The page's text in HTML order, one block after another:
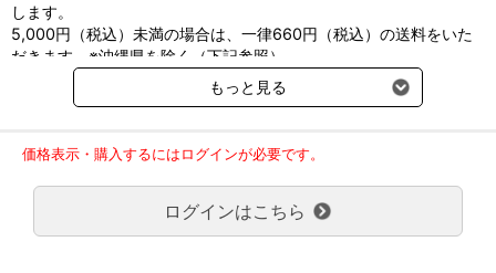
します。
5,000円（税込）未満の場合は、一律660円（税込）の送料をいた
だきます。※沖縄県を除く（下記参照）
※2017年11月14日（火）より沖縄県へのお届けにつきましては、1
回のご注文金額（税込）が、30,000円以上で配送無料となります。
ご了承のほどよろしくお願い致します。
弊社都合でお届けが２回以上に分かれる場合の送料負担は、１回分
のみで新たな送料は発生しません。
大型商品送料が必要な商品をご注文の場合は、大型商品送料のみご
負担頂きます。
もっと見る
価格表示・購入するにはログインが必要です。
ログインはこちら